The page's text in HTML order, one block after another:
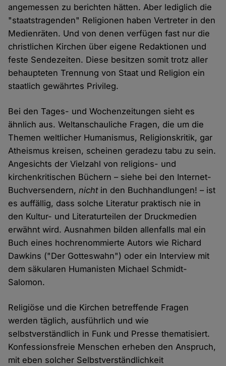
angemessen zu berichten hätten. Aber lediglich die
"staatstragenden" Religionen haben Vertreter in den
Medienräten. Und von denen verfügen fast nur die
christlichen Kirchen über eigene Redaktionen und
feste Sendezeiten. Diese besitzen somit trotz aller
behaupteten Trennung von Staat und Religion ein
staatlich gewährtes Privileg.
Bei den Tages- und Wochenzeitungen sieht es
ähnlich aus. Weltanschauliche Fragen, die um die
Themen weltlicher Humanismus, Religionskritik, gar
Atheismus kreisen, scheinen geradezu tabu zu sein.
Angesichts der Vielzahl von religions- und
kirchenkritischen Büchern – siehe bei den Internet-
Buchversendern,nichtin den Buchhandlungen! – ist
es auffällig, dass solche Literatur praktisch nie in
den Kultur- und Literaturteilen der Druckmedien
erwähnt wird. Ausnahmen bilden allenfalls mal ein
Buch eines hochrenommierte Autors wie Richard
Dawkins ("Der Gotteswahn") oder ein Interview mit
dem säkularen Humanisten Michael Schmidt-
Salomon.
Religiöse und die Kirchen betreffende Fragen
werden täglich, ausführlich und wie
selbstverständlich in Funk und Presse thematisiert.
Konfessionsfreie Menschen erheben den Anspruch,
mit eben solcher Selbstverständlichkeit